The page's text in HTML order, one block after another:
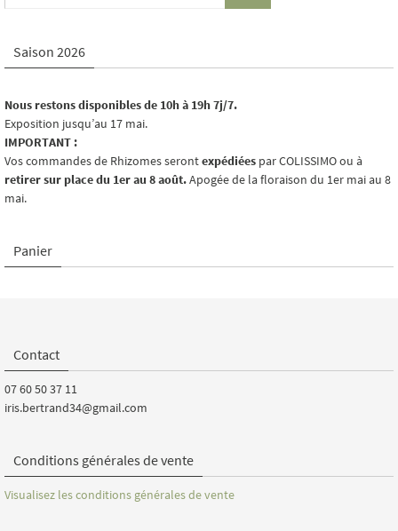
Saison 2026
Nous restons disponibles de 10h à 19h 7j/7.
Exposition jusqu’au 17 mai.
IMPORTANT :
Vos commandes de Rhizomes serontexpédiées par COLISSIMO ou à
retirer sur place du 1er au 8 août.Apogée de la floraison du 1er mai au 8
mai.
Panier
Contact
07 60 50 37 11
iris.bertrand34@gmail.com
Conditions générales de vente
Visualisez les conditions générales de vente